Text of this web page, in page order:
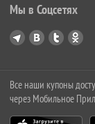
Мы в Соцсетях
Все наши купоны
через Мобильное